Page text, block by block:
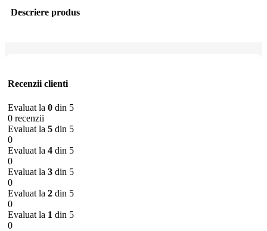
Descriere produs
Recenzii clienti
Evaluat la 0 din 5
0 recenzii
Evaluat la 5 din 5
0
Evaluat la 4 din 5
0
Evaluat la 3 din 5
0
Evaluat la 2 din 5
0
Evaluat la 1 din 5
0